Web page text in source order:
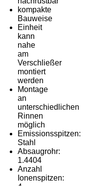
kompakte
Bauweise
Einheit
kann
nahe
am
Verschließer
montiert
werden
Montage
an
unterschiedlichen
Rinnen
möglich
Emissionsspitzen:
Stahl
Absaugrohr:
1.4404
Anzahl
Ionenspitzen: